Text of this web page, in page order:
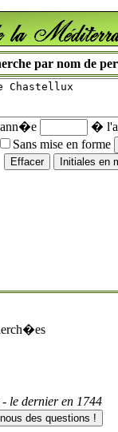
par nom de
�
Sans mise en forme
- le dernier en 1744